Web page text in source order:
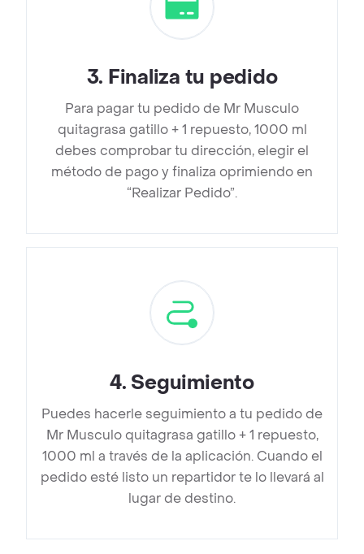
3. Finaliza tu pedido
Para pagar tu pedido de Mr Musculo
quitagrasa gatillo + 1 repuesto, 1000 ml
debes comprobar tu dirección, elegir el
método de pago y finaliza oprimiendo en
“Realizar Pedido”.
4. Seguimiento
Puedes hacerle seguimiento a tu pedido de
Mr Musculo quitagrasa gatillo + 1 repuesto,
1000 ml a través de la aplicación. Cuando el
pedido esté listo un repartidor te lo llevará al
lugar de destino.